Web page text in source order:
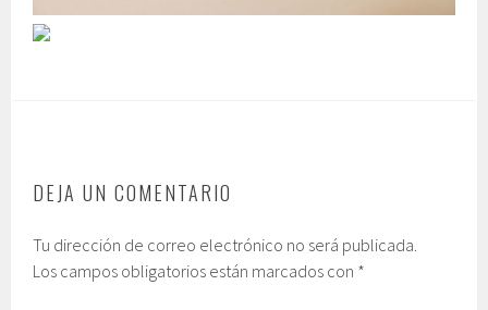
DEJA UN COMENTARIO
Tu dirección de correo electrónico no será publicada.
Los campos obligatorios están marcados con *